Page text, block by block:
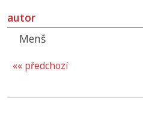
autor
Menš
«« předchozí